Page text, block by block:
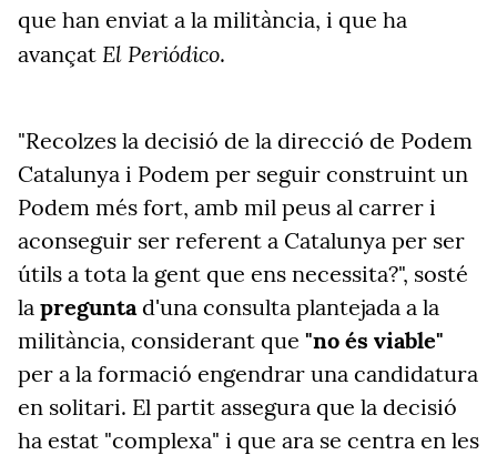
que han enviat a la militància, i que ha
avançat El Periódico.
"Recolzes la decisió de la direcció de Podem
Catalunya i Podem per seguir construint un
Podem més fort, amb mil peus al carrer i
aconseguir ser referent a Catalunya per ser
útils a tota la gent que ens necessita?", sosté
la preguntad'una consulta plantejada a la
militància, considerant que "no és viable"
per a la formació engendrar una candidatura
en solitari. El partit assegura que la decisió
ha estat "complexa" i que ara se centra en les